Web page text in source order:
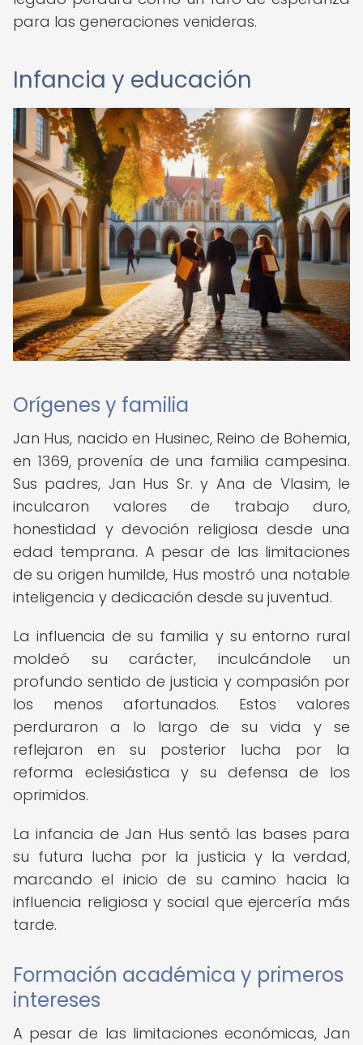
para las generaciones venideras.
Infancia y educación
Orígenes y familia
Jan Hus, nacido en Husinec, Reino de Bohemia,
en 1369, provenía de una familia campesina.
Sus padres, Jan Hus Sr. y Ana de Vlasim, le
inculcaron valores de trabajo duro,
honestidad y devoción religiosa desde una
edad temprana. A pesar de las limitaciones
de su origen humilde, Hus mostró una notable
inteligencia y dedicación desde su juventud.
La influencia de su familia y su entorno rural
moldeó su carácter, inculcándole un
profundo sentido de justicia y compasión por
los menos afortunados. Estos valores
perduraron a lo largo de su vida y se
reflejaron en su posterior lucha por la
reforma eclesiástica y su defensa de los
oprimidos.
La infancia de Jan Hus sentó las bases para
su futura lucha por la justicia y la verdad,
marcando el inicio de su camino hacia la
influencia religiosa y social que ejercería más
tarde.
Formación académica y primeros
intereses
A pesar de las limitaciones económicas, Jan